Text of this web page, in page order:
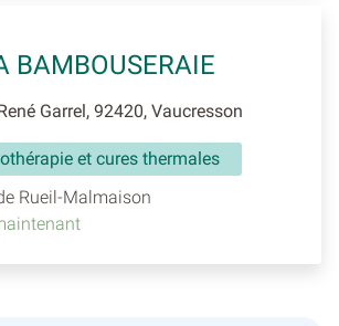
BAMBOUSERAIE
Garrel, 92420, Vaucresson
et cures thermales
Rueil-Malmaison